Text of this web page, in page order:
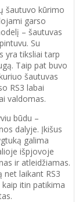
šautuvo kūrimo
garso
– šautuvas
Su
yra tiksliai tarp
Taip pat buvo
šautuvas
RS3 labai
valdomas.
būdu –
dalyje. Įkišus
galima
išpjovoje
ir atleidžiamas.
net laikant RS3
itin patikima